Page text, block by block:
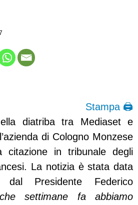
Stampa 🖨
diatriba tra Mediaset e
di Cologno Monzese
citazione in tribunale degli
La notizia è stata data
Presidente Federico
settimane fa abbiamo